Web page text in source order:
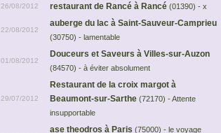
26/08/2012 restaurant de Rancé à Rancé (01390) - x
22/08/2012
auberge du lac à Saint-Sauveur-Camprieu
(30750) - lamentable
01/08/2012
Douceurs et Saveurs à Villes-sur-Auzon
(84570) - à éviter absolument
29/07/2012
Restaurant de la croix margot à
Beaumont-sur-Sarthe (72170) - Attente
insupportable
ase theodros à Paris (75000) - le voyage